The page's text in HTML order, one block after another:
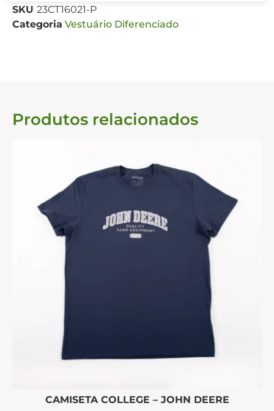
SKU 23CT16021-P
Categoria Vestuário Diferenciado
Produtos relacionados
CAMISETA COLLEGE – JOHN DEERE